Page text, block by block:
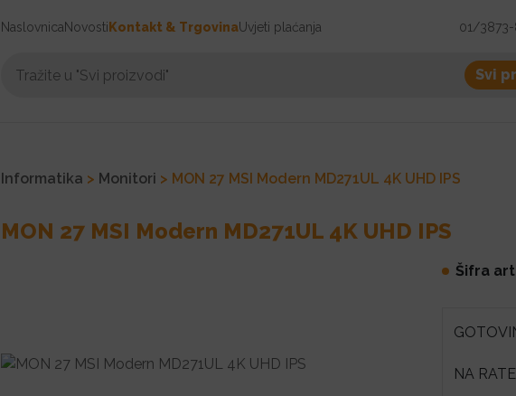
NaslovnicaNovosti Kontakt & TrgovinaUvjeti plaćanja 01/3873-
Svi
Informatika > Monitori > MON 27 MSI Modern MD271UL 4K UHD IPS
MON 27 MSI Modern MD271UL 4K UHD IPS
Šifra
NA